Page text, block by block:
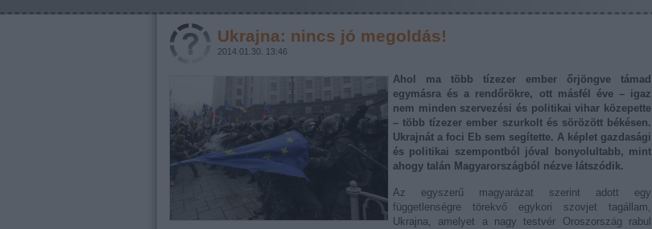
Ukrajna: nincs jó megoldás!
2014.01.30. 13:46
Ahol ma több tízezer ember őrjöngve támad
egymásra és a rendőrökre, ott másfél éve – igaz
nem minden szervezési és politikai vihar közepette
– több tízezer ember szurkolt és sörözött békésen.
Ukrajnát a foci Eb sem segítette. A képlet gazdasági
és politikai szempontból jóval bonyolultabb, mint
ahogy talán Magyarországból nézve látszódik.
Az egyszerű magyarázat szerint adott egy
függetlenségre törekvő egykori szovjet tagállam,
Ukrajna, amelyet a nagy testvér Oroszország rabul